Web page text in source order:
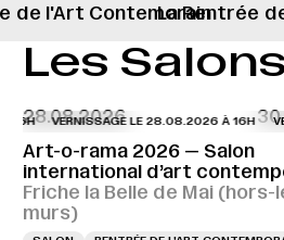
de l'Art Contemorain
La Rentrée
Les Salons
28.08.2026
VERNISSAGE LE 28.08.2026 À 16H
Art-o-rama 2026 — Salon
international d’art
Friche la Belle de Mai (hors-
murs)